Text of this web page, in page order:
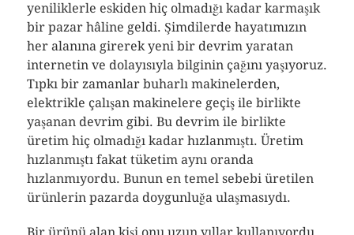
yeniliklerle eskiden hiç olmadığı kadar karmaşık
bir pazar hâline geldi. Şimdilerde hayatımızın
her alanına girerek yeni bir devrim yaratan
internetin ve dolayısıyla bilginin çağını yaşıyoruz.
Tıpkı bir zamanlar buharlı makinelerden,
elektrikle çalışan makinelere geçiş ile birlikte
yaşanan devrim gibi. Bu devrim ile birlikte
üretim hiç olmadığı kadar hızlanmıştı. Üretim
hızlanmıştı fakat tüketim aynı oranda
hızlanmıyordu. Bunun en temel sebebi üretilen
ürünlerin pazarda doygunluğa ulaşmasıydı.